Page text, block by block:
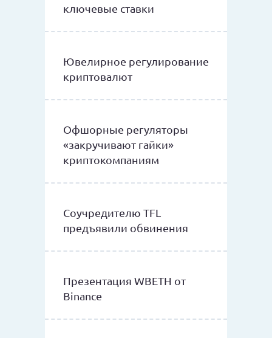
ключевые ставки
Ювелирное регулирование
криптовалют
Офшорные регуляторы
«закручивают гайки»
криптокомпаниям
Соучредителю TFL
предъявили обвинения
Презентация WBETH от
Binance